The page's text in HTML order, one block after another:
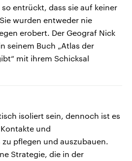
entrückt, dass sie auf keiner
wurden entweder nie
erobert. Der Geograf Nick
seinem Buch „Atlas der
mit ihrem Schicksal
isoliert sein, dennoch ist es
und
pflegen und auszubauen.
Strategie, die in der